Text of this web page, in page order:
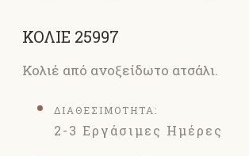
ΚΟΛΙΕ 25997
Κολιέ από ανοξείδωτο ατσάλι.
ΔΙΑΘΕΣΙΜΟΤΗΤΑ:
2-3 Εργάσιμες Ημέρες